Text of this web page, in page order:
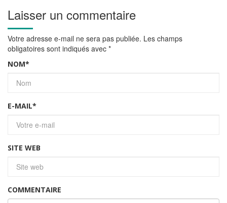
Laisser un commentaire
Votre adresse e-mail ne sera pas publiée. Les champs
obligatoires sont indiqués avec *
NOM*
E-MAIL*
SITE WEB
COMMENTAIRE